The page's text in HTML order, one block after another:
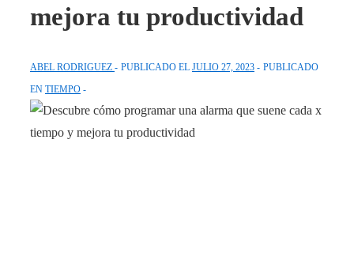
mejora tu productividad
ABEL RODRIGUEZ PUBLICADO EL JULIO 27, 2023
PUBLICADO
EN TIEMPO